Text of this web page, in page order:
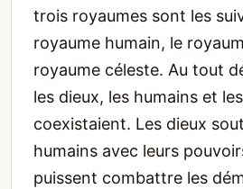
trois royaumes sont les
royaume humain, le
royaume céleste. Au tout
les dieux, les humains et
coexistaient. Les dieux
humains avec leurs
puissent combattre les